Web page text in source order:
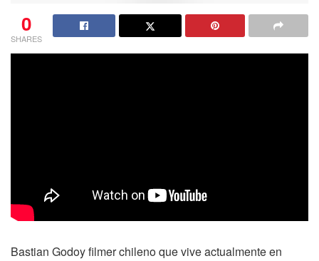
0
SHARES
Bastian Godoy filmer chileno que vive actualmente en